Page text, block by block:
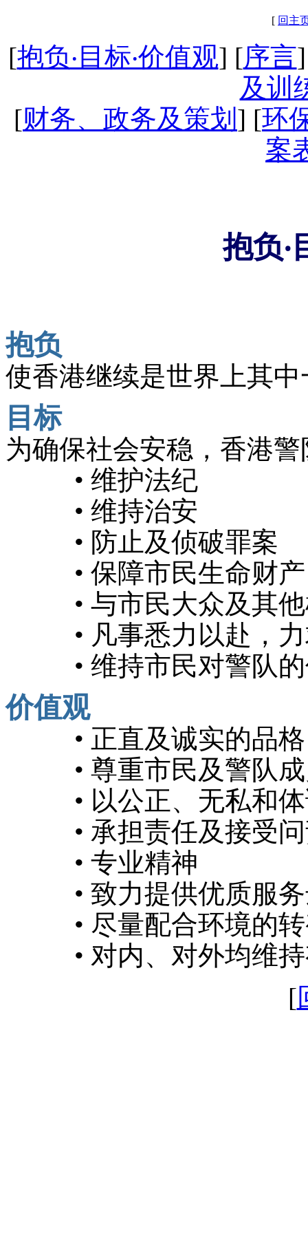
[ 回主
[抱负‧目标‧价值观] [序言
及训
[财务、政务及策划 ] [环
案
抱负‧
抱负
使香港继续是世界上其
目标
为确保社会安稳，香港
• 维护法纪
• 维持治安
• 防止及侦破罪案
• 保障市民生命财产
• 与市民大众及其他
• 凡事悉力以赴，力
• 维持市民对警队的
价值观
• 正直及诚实的品格
• 尊重市民及警队成
• 以公正、无私和体
• 承担责任及接受问
• 专业精神
• 致力提供优质服务
• 尽量配合环境的转
• 对内、对外均维持
[